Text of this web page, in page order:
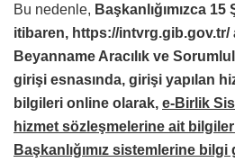
Bu nedenle, Başkanlığımızca
itibaren, https://
Beyanname Aracılık ve
girişi esnasında, girişi yapılan
bilgileri online olarak, e-Birlik
hizmet sözleşmelerine ait
Başkanlığımız sistemlerine